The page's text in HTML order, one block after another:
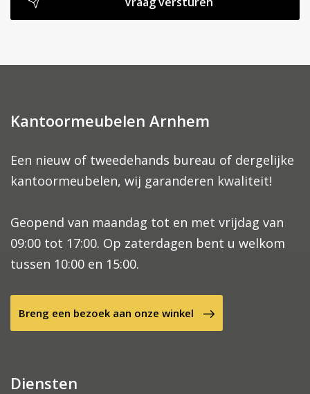
Kantoormeubelen Arnhem
Een nieuw of tweedehands bureau of dergelijke
kantoormeubelen, wij garanderen kwaliteit!
Geopend van maandag tot en met vrijdag van
09:00 tot 17:00. Op zaterdagen bent u welkom
tussen 10:00 en 15:00.
Breng een bezoek aan onze winkel
Diensten